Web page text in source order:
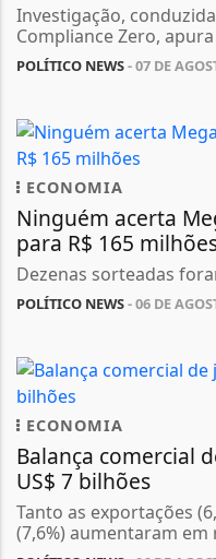
Investigação,
Compliance Zero,
POLÍTICO NEWS- 07 DE
ECONOMIA
Ninguém acerta
para R$ 165
Dezenas sorteadas
POLÍTICO NEWS- 06 DE
ECONOMIA
Balança comercial
US$ 7 bilhões
Tanto as exportações
(7,6%) aumentaram em